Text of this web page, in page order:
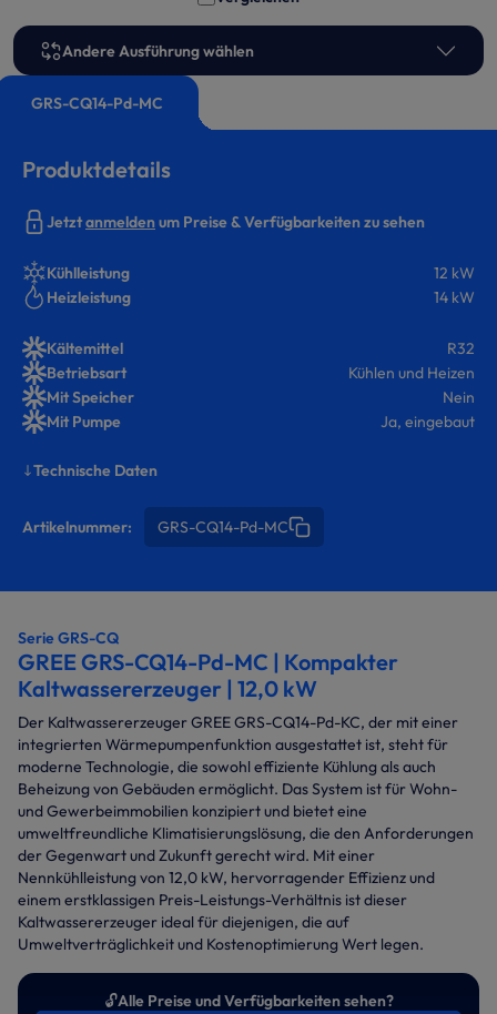
GRS-CQ14-Pd-MC
Andere Ausführung wählen
Produktdetails
Jetztanmeldenum Preise & Verfügbarkeiten zu sehen
Kühlleistung
12 kW
Heizleistung
14 kW
Kältemittel
R32
Betriebsart
Kühlen und Heizen
Mit Speicher
Nein
Mit Pumpe
Ja, eingebaut
Technische Daten
Artikelnummer: GRS-CQ14-Pd-MC
Serie GRS-CQ
GREE GRS-CQ14-Pd-MC | Kompakter
Kaltwassererzeuger | 12,0 kW
Der Kaltwassererzeuger GREE GRS-CQ14-Pd-KC, der mit einer
integrierten Wärmepumpenfunktion ausgestattet ist, steht für
moderne Technologie, die sowohl effiziente Kühlung als auch
Beheizung von Gebäuden ermöglicht. Das System ist für Wohn-
und Gewerbeimmobilien konzipiert und bietet eine
umweltfreundliche Klimatisierungslösung, die den Anforderungen
der Gegenwart und Zukunft gerecht wird. Mit einer
Nennkühlleistung von 12,0 kW, hervorragender Effizienz und
einem erstklassigen Preis-Leistungs-Verhältnis ist dieser
Kaltwassererzeuger ideal für diejenigen, die auf
Umweltverträglichkeit und Kostenoptimierung Wert legen.
🔓Alle Preise und Verfügbarkeiten sehen?